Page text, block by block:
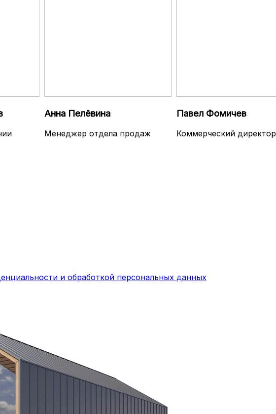
Анна Пелёвина
Менеджер отдела продаж
Павел Фомичев
Коммерческий директор
и обработкой персональных данных